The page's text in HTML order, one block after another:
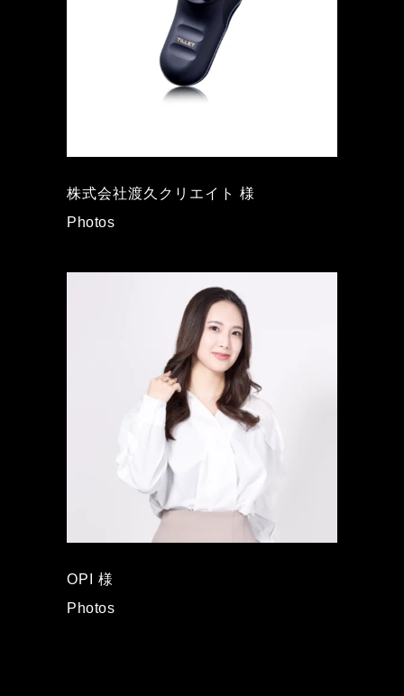
株式会社渡久クリエイト 様
Photos
OPI 様
Photos